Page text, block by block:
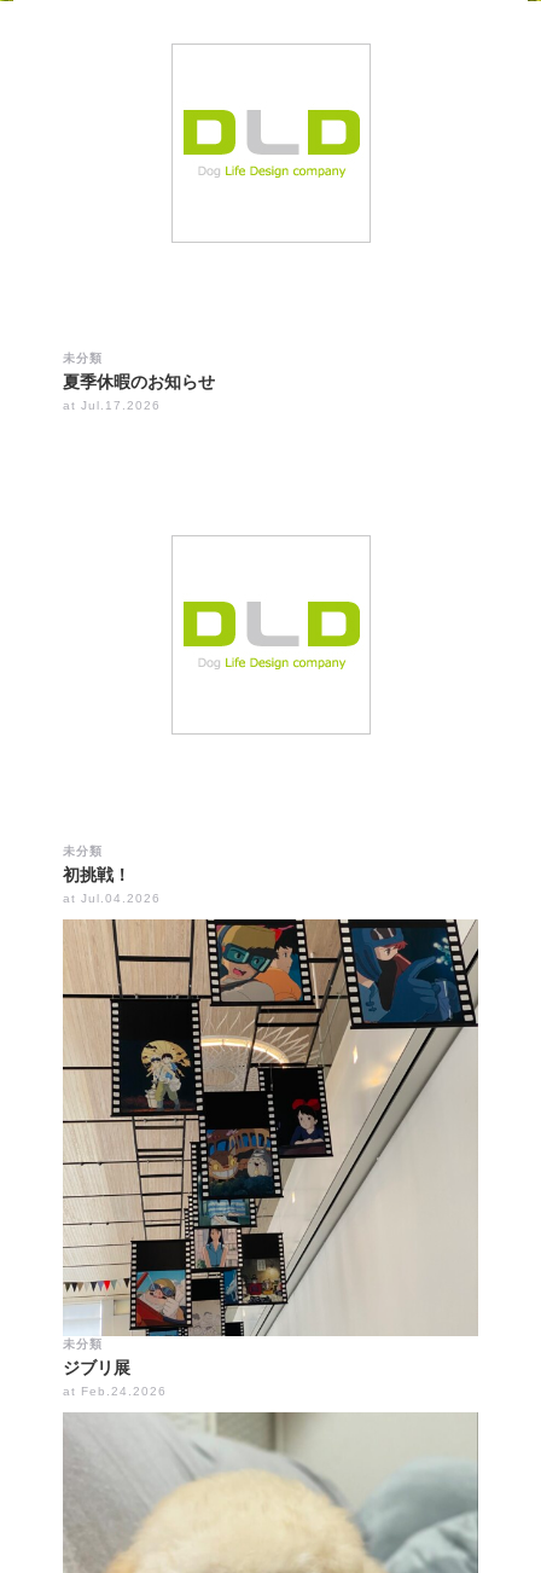
未分類
夏季休暇のお知らせ
at Jul.17.2026
未分類
初挑戦！
at Jul.04.2026
未分類
ジブリ展
at Feb.24.2026